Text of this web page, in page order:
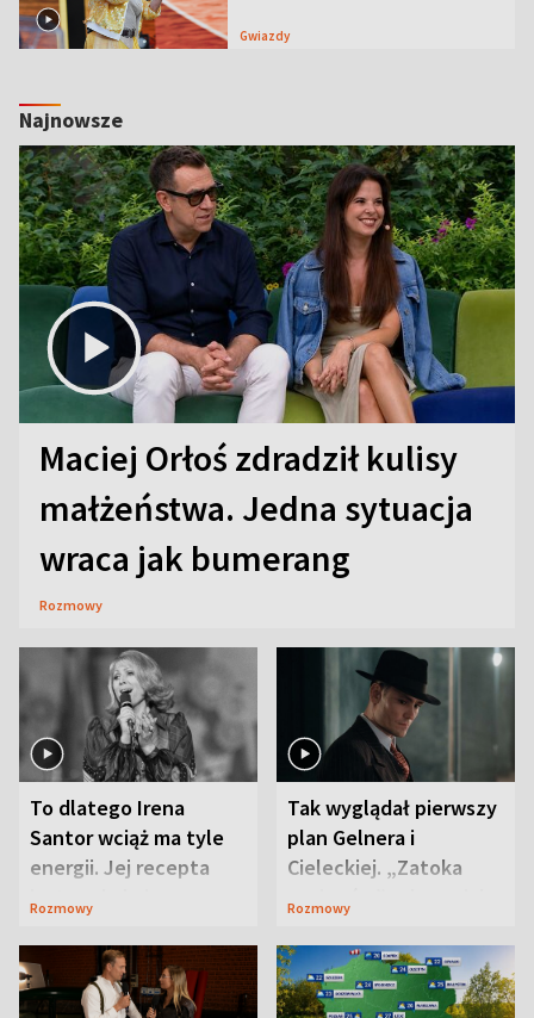
Gwiazdy
Najnowsze
Maciej Orłoś zdradził kulisy
małżeństwa. Jedna sytuacja
wraca jak bumerang
Rozmowy
To dlatego Irena
Santor wciąż ma tyle
energii. Jej recepta
jest zaskakująco
Rozmowy
Tak wyglądał pierwszy
plan Gelnera i
Cieleckiej. „Zatoka
szpiegów” od razu ich
Rozmowy